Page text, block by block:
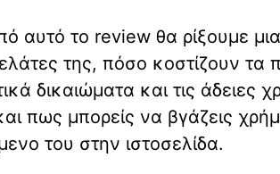
αυτό το review θα ρίξουμε
της, πόσο κοστίζουν τα
δικαιώματα και τις
πως μπορείς να βγάζεις
του στην ιστοσελίδα.